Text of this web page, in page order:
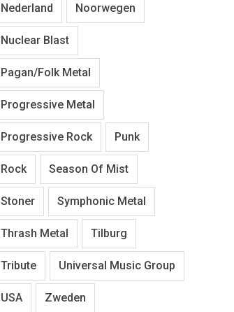
Nederland Noorwegen
Nuclear Blast
Pagan/Folk Metal
Progressive Metal
Progressive Rock Punk
Rock Season Of Mist
Stoner Symphonic Metal
Thrash Metal Tilburg
Tribute Universal Music Group
USA Zweden